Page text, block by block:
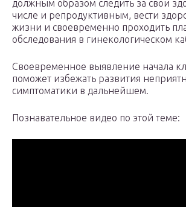
должным образом следить за свои
числе и репродуктивным, вести
жизни и своевременно проходить
обследования в гинекологическом
Своевременное выявление начала
поможет избежать развития
симптоматики в дальнейшем.
Познавательное видео по этой теме: